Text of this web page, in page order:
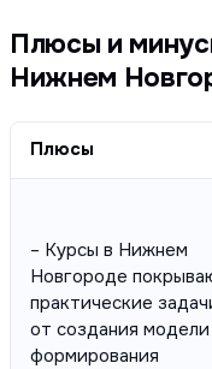
Плюсы и минусы школ по Revit в
Нижнем
Плюсы
– Курсы в Нижнем
Новгороде
практические
от создания
формирования